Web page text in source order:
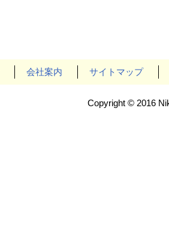
会社案内 サイトマップ
Copyright © 2016